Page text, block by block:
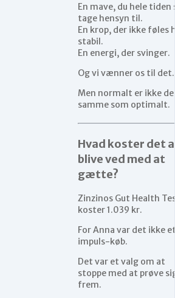
En mave, du hele tiden
tage hensyn til.
En krop, der ikke føles
stabil.
En energi, der svinger.
Og vi vænner os til det.
Men normalt er ikke
samme som optimalt.
Hvad koster det
blive ved med at
gætte?
Zinzinos Gut Health
koster 1.039 kr.
For Anna var det ikke
impuls-køb.
Det var et valg om at
stoppe med at prøve
frem.